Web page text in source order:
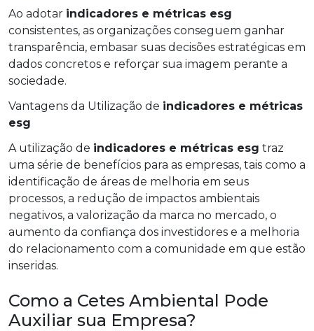
Ao adotar indicadores e métricas esg
consistentes, as organizações conseguem ganhar
transparência, embasar suas decisões estratégicas em
dados concretos e reforçar sua imagem perante a
sociedade.
Vantagens da Utilização de indicadores e métricas
esg
A utilização de indicadores e métricas esg traz
uma série de benefícios para as empresas, tais como a
identificação de áreas de melhoria em seus
processos, a redução de impactos ambientais
negativos, a valorização da marca no mercado, o
aumento da confiança dos investidores e a melhoria
do relacionamento com a comunidade em que estão
inseridas.
Como a Cetes Ambiental Pode
Auxiliar sua Empresa?